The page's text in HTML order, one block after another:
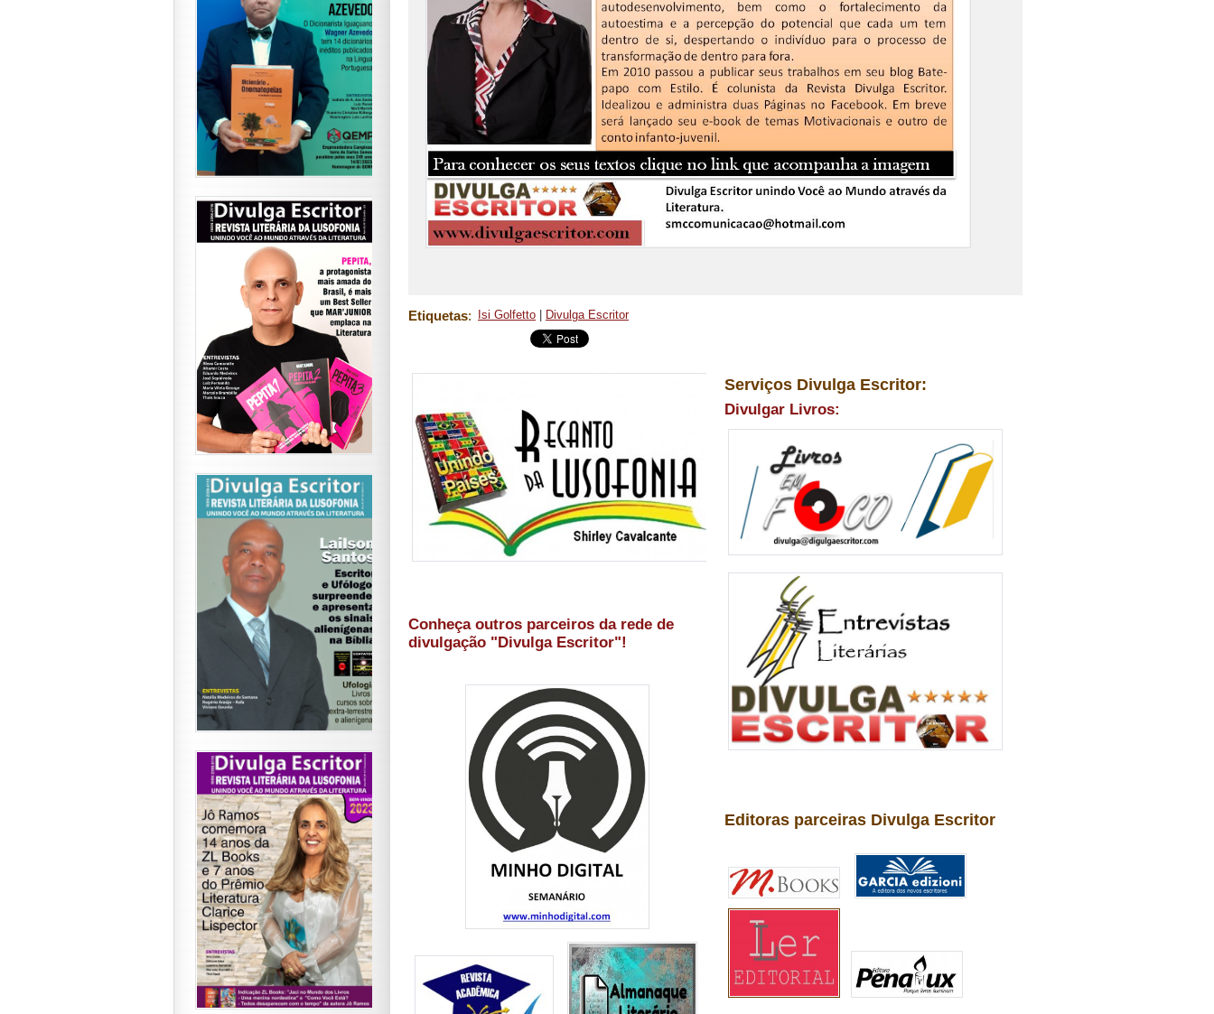
Etiquetas: Isi Golfetto Divulga Escritor
Conheça outros parceiros da rede de
divulgação "Divulga Escritor"!
Serviços Divulga Escritor:
Divulgar Livros:
Editoras parceiras Divulga Escritor